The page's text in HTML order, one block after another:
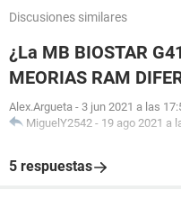
Discusiones similares
¿La MB BIOSTAR
MEORIAS RAM
Alex.Argueta - 3 jun 2021 a las
MiguelY2542 - 19 ago 2021 a
5 respuestas